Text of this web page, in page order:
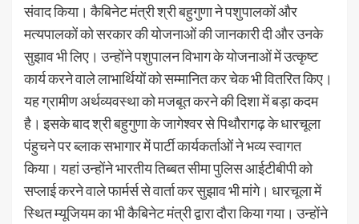
संवाद किया। कैबिनेट मंत्री श्री बहुगुणा ने पशुपालकों और
मत्यपालकों को सरकार की योजनाओं की जानकारी दी और उनके
सुझाव भी लिए। उन्होंने पशुपालन विभाग के योजनाओं में उत्कृष्ट
कार्य करने वाले लाभार्थियों को सम्मानित कर चेक भी वितरित किए।
यह ग्रामीण अर्थव्यवस्था को मजबूत करने की दिशा में बड़ा कदम
है। इसके बाद श्री बहुगुणा के जागेश्वर से पिथौरागढ़ के धारचूला
पंहुचने पर ब्लाक सभागार में पार्टी कार्यकर्ताओं ने भव्य स्वागत
किया। यहां उन्होंने भारतीय तिब्बत सीमा पुलिस आईटीबीपी को
सप्लाई करने वाले फार्मर्स से वार्ता कर सुझाव भी मांगे। धारचूला में
स्थित म्यूजियम का भी कैबिनेट मंत्री द्वारा दौरा किया गया। उन्होंने